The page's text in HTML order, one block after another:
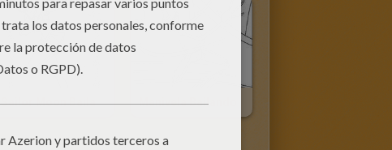
Sailor Moon Baila Manivela Bailando